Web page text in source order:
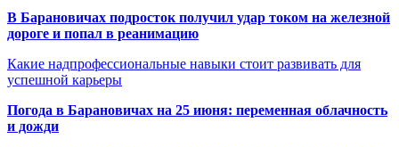
В Барановичах подросток получил удар током на железной
дороге и попал в реанимацию
Какие надпрофессиональные навыки стоит развивать для
успешной карьеры
Погода в Барановичах на 25 июня: переменная облачность
и дожди